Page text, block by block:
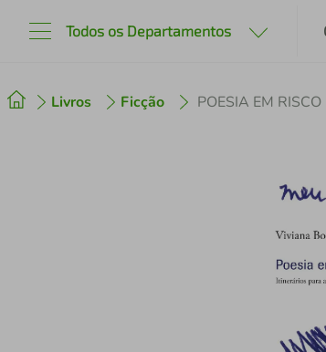
Todos os Departamentos
Livros Ficção POESIA EM RISCO
2º cafeteira